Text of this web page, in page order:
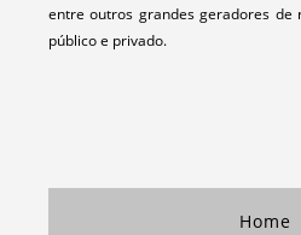
COMPRA DE APARAS DE PAPEL
COMPRA DE PAPEL PARA RECICLAGEM SP
entre outros grandes geradores de
público e privado.
Home